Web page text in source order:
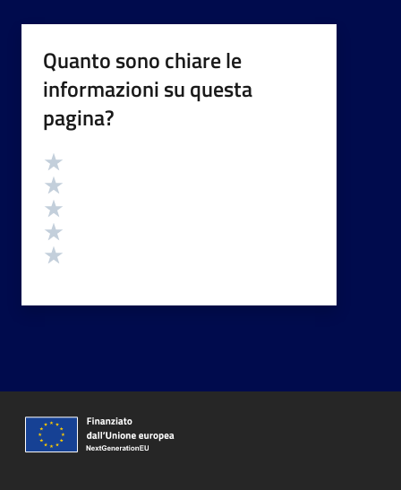
Quanto sono chiare le
informazioni su questa
pagina?
Valutazione